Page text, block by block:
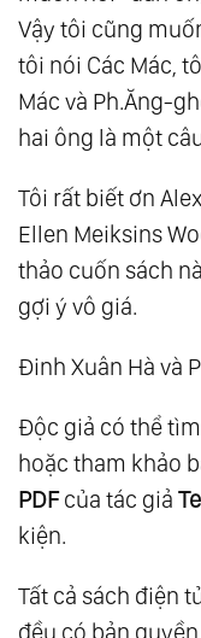
Vậy tôi cũng
tôi nói Các Mác,
Mác và Ph.Ăng-
hai ông là một
Tôi rất biết ơn
Ellen Meiksins
thảo cuốn sách
gợi ý vô giá.
Đinh Xuân Hà và
Độc giả có thể
hoặc tham khảo
PDFcủa tác giả
kiện.
Tất cả sách điện
đều có bản